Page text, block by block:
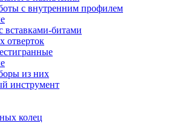
с внутренним профилем
вставками-битами
отверток
из них
инструмент
колец